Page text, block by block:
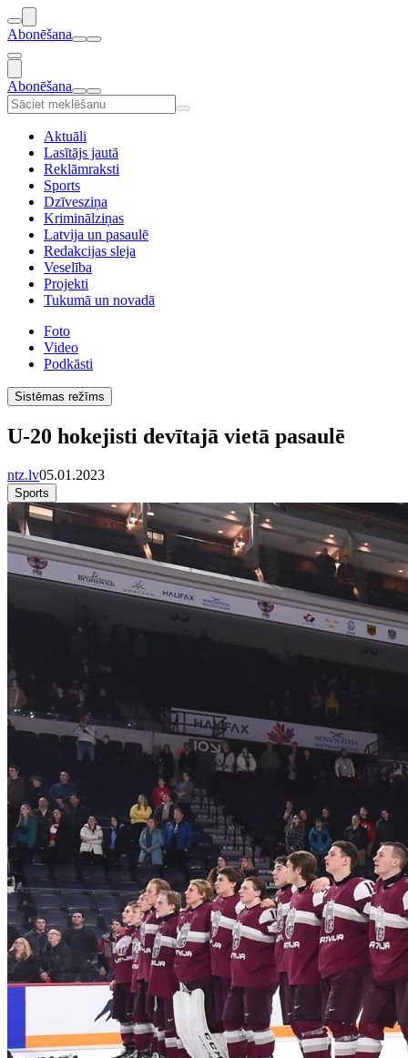
Abonēšana
Abonēšana
Aktuāli
Lasītājs jautā
Reklāmraksti
Sports
Dzīvesziņa
Kriminālziņas
Latvija un pasaulē
Redakcijas sleja
Veselība
Projekti
Tukumā un novadā
Foto
Video
Podkāsti
Sistēmas režīms
U-20 hokejisti devītajā vietā pasaulē
ntz.lv05.01.2023
Sports